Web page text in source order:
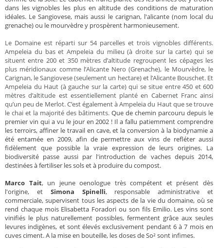
dans les vignobles les plus en altitude des conditions de maturation
idéales. Le Sangiovese, mais aussi le carignan, l'alicante (nom local du
grenache) ou le mourvèdre y prospèrent harmonieusement.
Le Domaine est réparti sur 54 parcelles et trois vignobles différents.
Ampeleia du bas et Ampeleia du milieu (à droite sur la carte) qui se
situent entre 200 et 350 mètres d’altitude regroupent les cépages les
plus méridionaux comme l’Alicante Nero (Grenache), le Mourvèdre, le
Carignan, le Sangiovese (seulement un hectare) et l’Alicante Bouschet. Et
Ampeleia du Haut (à gauche sur la carte) qui se situe entre 450 et 600
mètres d’altitude est essentiellement planté en Cabernet Franc ainsi
qu’un peu de Merlot. C’est également à Ampeleia du Haut que se trouve
le chai et la majorité des bâtiments. Que de chemin parcouru depuis le
premier vin qui a vu le jour en 2002 ! Il a fallu patiemment comprendre
les terroirs, affiner le travail en cave, et la conversion à la biodynamie a
été entamée en 2009, afin de permettre aux vins de refléter aussi
fidèlement que possible la vraie expression de leurs origines. La
biodiversité passe aussi par l'introduction de vaches depuis 2014,
destinées à fertiliser les sols et à produire du compost.
Marco Tait, un jeune oenologue très compétent et présent dès
l'origine, et Simona Spinelli, responsable administrative et
commerciale, supervisent tous les aspects de la vie du domaine, où se
rend chaque mois Elisabetta Foradori ou son fils Emilio. Les vins sont
vinifiés le plus naturellement possibles, fermentent grâce aux seules
levures indigènes, et sont élevés exclusivement pendant 6 à 7 mois en
cuves ciment. A la mise en bouteille, les doses de So² sont infimes.